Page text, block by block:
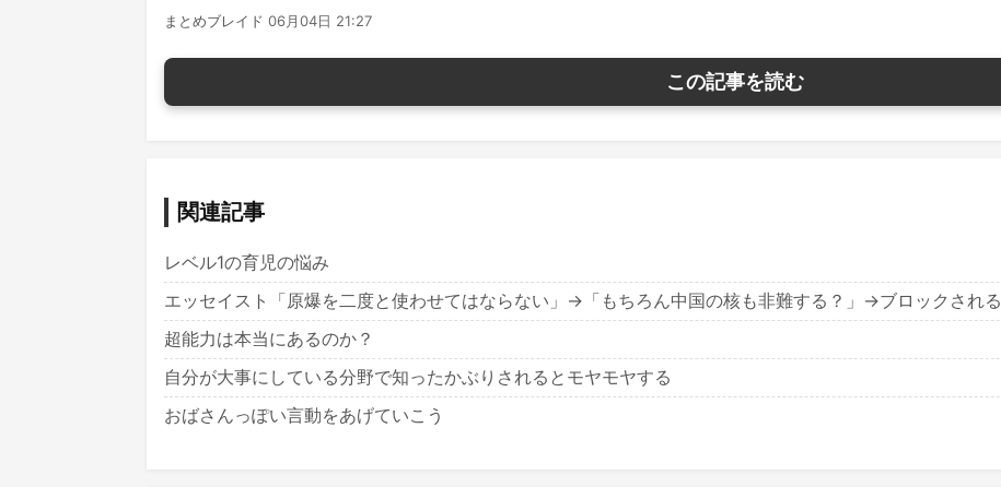
まとめブレイド 06月04日 21:27
この記事を読む
関連記事
レベル1の育児の悩み
エッセイスト「原爆を二度と使わせてはならない」→「もちろん中国の核も非難する？」→ブロックされる
超能力は本当にあるのか？
自分が大事にしている分野で知ったかぶりされるとモヤモヤする
おばさんっぽい言動をあげていこう